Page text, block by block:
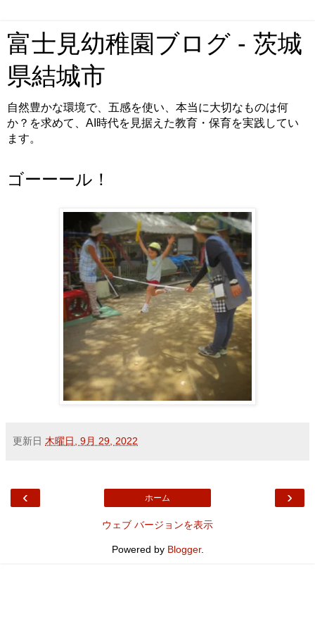
富士見幼稚園ブログ - 茨城
県結城市
自然豊かな環境で、五感を使い、本当に大切なものは何
か？を求めて、AI時代を見据えた教育・保育を実践してい
ます。
ゴーーール！
更新日 木曜日, 9月 29, 2022
‹ ›
ホーム
ウェブ バージョンを表示
Powered by Blogger.